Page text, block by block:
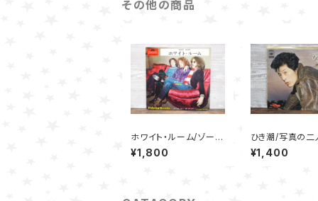
その他の商品
ホワイト・ルーム/ゾー
ズ・ワー・ザ・デイズ - ク
リーム
¥1,800
ひき潮/写真の
沢永吉
¥1,400